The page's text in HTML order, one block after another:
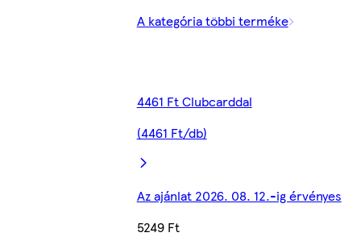
A kategória többi terméke
4461 Ft Clubcarddal
(4461 Ft/db)
Az ajánlat 2026. 08. 12.-ig érvényes
5249 Ft